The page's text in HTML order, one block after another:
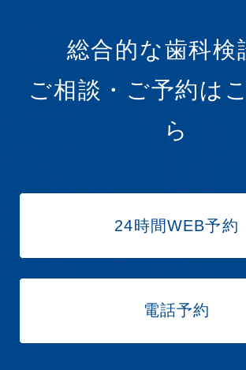
総合的な歯科検
ご相談・ご予約は
ら
24時間WEB予約
電話予約